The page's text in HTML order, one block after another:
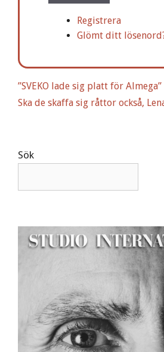
e
v
e
Registrera
Glömt ditt
”SVEKO lade sig platt för Almega”
Ska de skaffa sig råttor också,
Sök